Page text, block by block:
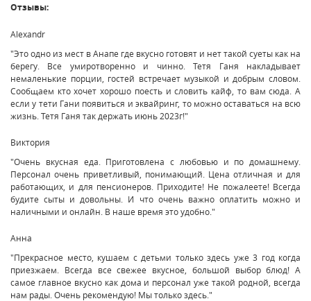
Отзывы:
Alexandr
"Это одно из мест в Анапе где вкусно готовят и нет такой суеты как на
берегу. Все умиротворенно и чинно. Тетя Ганя накладывает
немаленькие порции, гостей встречает музыкой и добрым словом.
Сообщаем кто хочет хорошо поесть и словить кайф, то вам сюда. А
если у тети Гани появиться и эквайринг, то можно оставаться на всю
жизнь. Тетя Ганя так держать июнь 2023г!"
Виктория
"Очень вкусная еда. Приготовлена с любовью и по домашнему.
Персонал очень приветливый, понимающий. Цена отличная и для
работающих, и для пенсионеров. Приходите! Не пожалеете! Всегда
будите сыты и довольны. И что очень важно оплатить можно и
наличными и онлайн. В наше время это удобно."
Анна
"Прекрасное место, кушаем с детьми только здесь уже 3 год когда
приезжаем. Всегда все свежее вкусное, большой выбор блюд! А
самое главное вкусно как дома и персонал уже такой родной, всегда
нам рады. Очень рекомендую! Мы только здесь."